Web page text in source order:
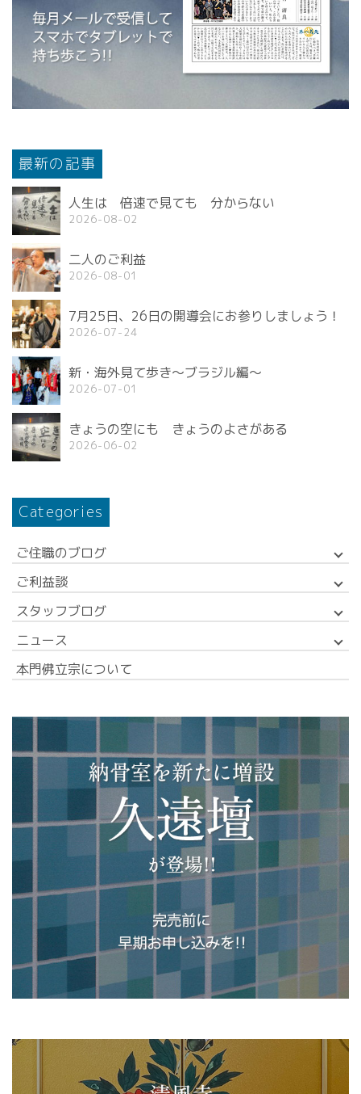
最新の記事
人生は 倍速で見ても 分からない
2026-08-02
二人のご利益
2026-08-01
7月25日、26日の開導会にお参りしましょう！
2026-07-24
新・海外見て歩き〜ブラジル編〜
2026-07-01
きょうの空にも きょうのよさがある
2026-06-02
Categories
ご住職のブログ
ご利益談
スタッフブログ
ニュース
本門佛立宗について